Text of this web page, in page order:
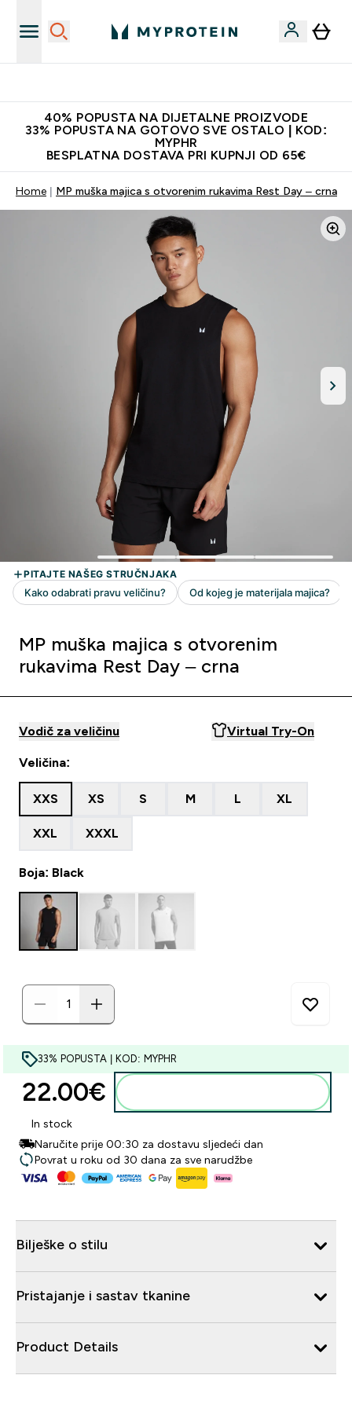
40% POPUSTA NA DIJETALNE PROIZVODE
33% POPUSTA NA GOTOVO SVE OSTALO | KOD:
MYPHR
BESPLATNA DOSTAVA PRI KUPNJI OD 65€
Home MP muška majica s otvorenim rukavima Rest Day – crna
MP muška majica s otvorenim
rukavima Rest Day – crna
Vodič za veličinu Virtual Try-On
Veličina:
XXS XS S M L XL
XXL XXXL
Boja: Black
33% POPUSTA | KOD: MYPHR
22.00€‎
In stock
Naručite prije 00:30 za dostavu sljedeći dan
Povrat u roku od 30 dana za sve narudžbe
Bilješke o stilu
Pristajanje i sastav tkanine
Product Details